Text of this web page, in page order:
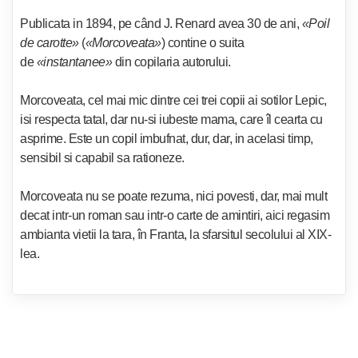
Publicata in 1894, pe când J. Renard avea 30 de ani, «Poil
de carotte»(«Morcoveata») contine o suita
de«instantanee»din copilaria autorului.
Morcoveata, cel mai mic dintre cei trei copii ai sotilor Lepic,
isi respecta tatal, dar nu-si iubeste mama, care îl cearta cu
asprime. Este un copil imbufnat, dur, dar, in acelasi timp,
sensibil si capabil sa rationeze.
Morcoveata nu se poate rezuma, nici povesti, dar, mai mult
decat intr-un roman sau intr-o carte de amintiri, aici regasim
ambianta vietii la tara, în Franta, la sfarsitul secolului al XIX-
lea.